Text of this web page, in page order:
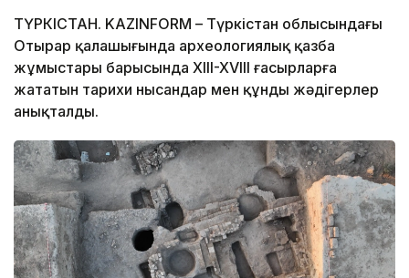
ТҮРКІСТАН. KAZINFORM – Түркістан облысындағы
Отырар қалашығында археологиялық қазба
жұмыстары барысында XIII-XVIII ғасырларға
жататын тарихи нысандар мен құнды жәдігерлер
анықталды.